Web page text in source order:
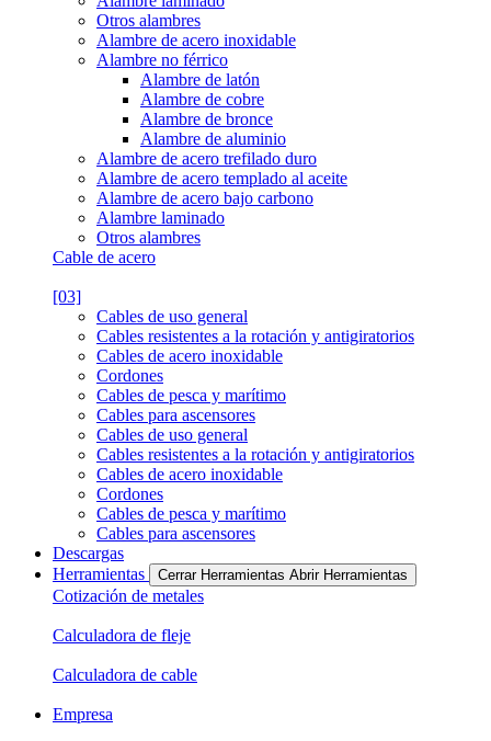
Otros alambres
Alambre de acero inoxidable
Alambre no férrico
Alambre de latón
Alambre de cobre
Alambre de bronce
Alambre de aluminio
Alambre de acero trefilado duro
Alambre de acero templado al aceite
Alambre de acero bajo carbono
Alambre laminado
Otros alambres
Cable de acero
[03]
Cables de uso general
Cables resistentes a la rotación y antigiratorios
Cables de acero inoxidable
Cordones
Cables de pesca y marítimo
Cables para ascensores
Cables de uso general
Cables resistentes a la rotación y antigiratorios
Cables de acero inoxidable
Cordones
Cables de pesca y marítimo
Cables para ascensores
Descargas
Herramientas
Cerrar Herramientas Abrir Herramientas
Cotización de metales
Calculadora de fleje
Calculadora de cable
Empresa